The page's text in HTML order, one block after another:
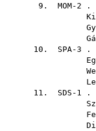
9. MOM-
10. SPA-
11. SDS-